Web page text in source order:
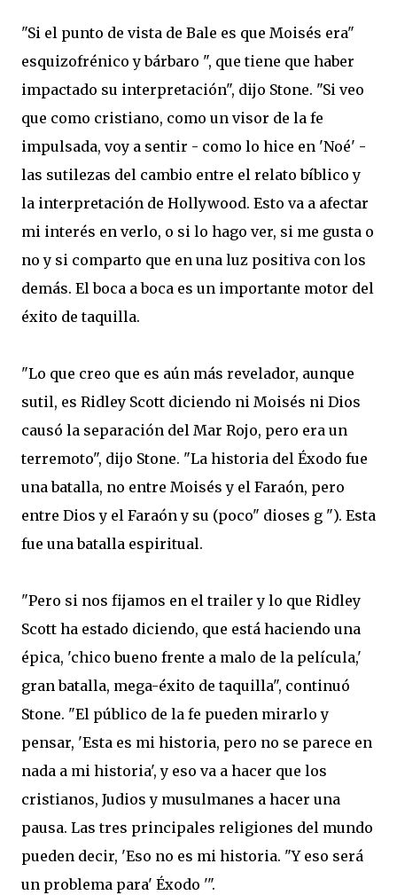
"Si el punto de vista de Bale es que Moisés era"
esquizofrénico y bárbaro ", que tiene que haber
impactado su interpretación", dijo Stone. "Si veo
que como cristiano, como un visor de la fe
impulsada, voy a sentir - como lo hice en 'Noé' -
las sutilezas del cambio entre el relato bíblico y
la interpretación de Hollywood. Esto va a afectar
mi interés en verlo, o si lo hago ver, si me gusta o
no y si comparto que en una luz positiva con los
demás. El boca a boca es un importante motor del
éxito de taquilla.
"Lo que creo que es aún más revelador, aunque
sutil, es Ridley Scott diciendo ni Moisés ni Dios
causó la separación del Mar Rojo, pero era un
terremoto", dijo Stone. "La historia del Éxodo fue
una batalla, no entre Moisés y el Faraón, pero
entre Dios y el Faraón y su (poco" dioses g "). Esta
fue una batalla espiritual.
"Pero si nos fijamos en el trailer y lo que Ridley
Scott ha estado diciendo, que está haciendo una
épica, 'chico bueno frente a malo de la película,'
gran batalla, mega-éxito de taquilla", continuó
Stone. "El público de la fe pueden mirarlo y
pensar, 'Esta es mi historia, pero no se parece en
nada a mi historia', y eso va a hacer que los
cristianos, Judios y musulmanes a hacer una
pausa. Las tres principales religiones del mundo
pueden decir, 'Eso no es mi historia. "Y eso será
un problema para' Éxodo '".